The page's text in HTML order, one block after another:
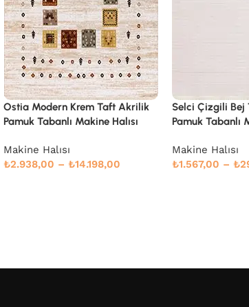
Selci Çizgili Bej Taft Akrilik
Pamuk Tabanlı Makine Halısı
Makine Halısı
₺1.567,00 – ₺29.376,00
Sezze Çerçeveli
Akrilik Makine
Makine Halısı
₺1.786,00 – ₺